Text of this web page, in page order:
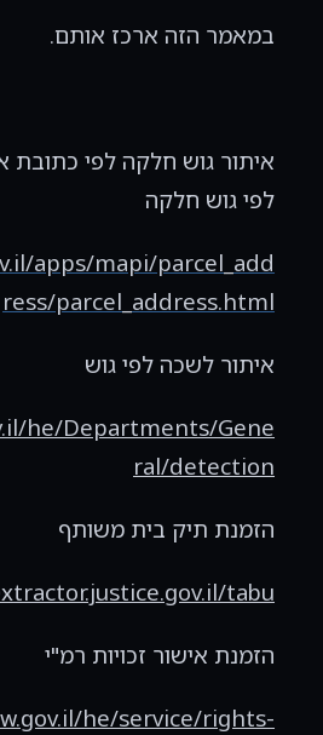
במאמר הזה ארכז אותם.
איתור גוש חלקה לפי כתובת
לפי גוש חלקה
apps/mapi/parcel_add
ress/parcel_address.html
איתור לשכה לפי גוש
he/Departments/Gene
ral/detection
הזמנת תיק בית משותף
tabu
הזמנת אישור זכויות רמ"י
he/service/rights-